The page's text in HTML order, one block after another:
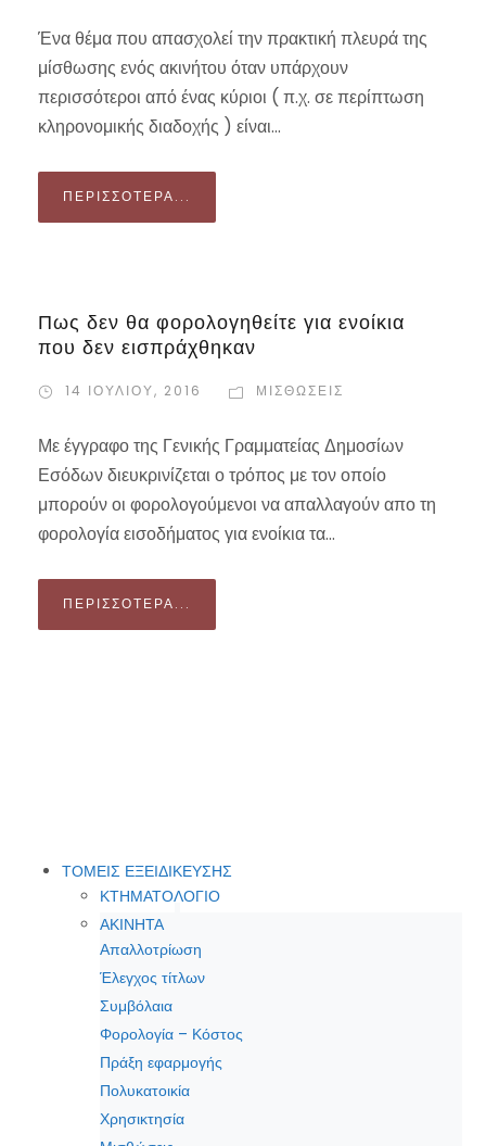
Ένα θέμα που απασχολεί την πρακτική πλευρά της
μίσθωσης ενός ακινήτου όταν υπάρχουν
περισσότεροι από ένας κύριοι ( π.χ. σε περίπτωση
κληρονομικής διαδοχής ) είναι...
ΠΕΡΙΣΣΌΤΕΡΑ...
Πως δεν θα φορολογηθείτε για ενοίκια
που δεν εισπράχθηκαν
14 ΙΟΥΛΊΟΥ, 2016 ΜΙΣΘΏΣΕΙΣ
Με έγγραφο της Γενικής Γραμματείας Δημοσίων
Εσόδων διευκρινίζεται ο τρόπος με τον οποίο
μπορούν οι φορολογούμενοι να απαλλαγούν απο τη
φορολογία εισοδήματος για ενοίκια τα...
ΠΕΡΙΣΣΌΤΕΡΑ...
ΤΟΜΕΙΣ ΕΞΕΙΔΙΚΕΥΣΗΣ
ΚΤΗΜΑΤΟΛΟΓΙΟ
ΑΚΙΝΗΤΑ
Απαλλοτρίωση
Έλεγχος τίτλων
Συμβόλαια
Φορολογία – Κόστος
Πράξη εφαρμογής
Πολυκατοικία
Χρησικτησία